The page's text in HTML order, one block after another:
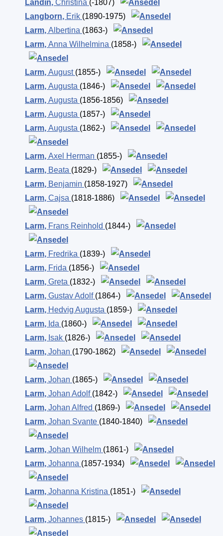
Landin, Christina (-1807)
Langborn, Erik (1890-1975)
Larm, Albertina (1863-)
Larm, Anna Wilhelmina (1858-)
Larm, August (1855-)
Larm, Augusta (1846-)
Larm, Augusta (1856-1856)
Larm, Augusta (1857-)
Larm, Augusta (1862-)
Larm, Axel Herman (1855-)
Larm, Beata (1829-)
Larm, Benjamin (1858-1927)
Larm, Cajsa (1818-1886)
Larm, Frans Reinhold (1844-)
Larm, Fredrika (1839-)
Larm, Frida (1856-)
Larm, Greta (1832-)
Larm, Gustav Adolf (1864-)
Larm, Hedvig Augusta (1859-)
Larm, Ida (1860-)
Larm, Isak (1826-)
Larm, Johan (1790-1862)
Larm, Johan (1865-)
Larm, Johan Adolf (1842-)
Larm, Johan Alfred (1869-)
Larm, Johan Svante (1840-1840)
Larm, Johan Wilhelm (1861-)
Larm, Johanna (1857-1934)
Larm, Johanna Kristina (1851-)
Larm, Johannes (1815-)